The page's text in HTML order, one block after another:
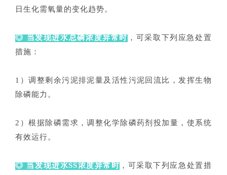
日生化需氧量的变化趋势。
◎ 当发现进水总磷浓度异常时 ，可采取下列应急处置
措施：
1）调整剩余污泥排泥量及活性污泥回流比，发挥生物
除磷能力。
2）根据除磷需求，调整化学除磷药剂投加量，使系统
有效运行。
◎ 当发现进水SS浓度异常时 ，可采取下列应急处置措